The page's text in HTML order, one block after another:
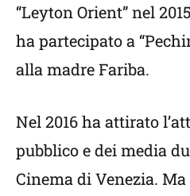
“Leyton Orient” nel
ha partecipato a
alla madre Fariba.
Nel 2016 ha attirato
pubblico e dei media
Cinema di Venezia.